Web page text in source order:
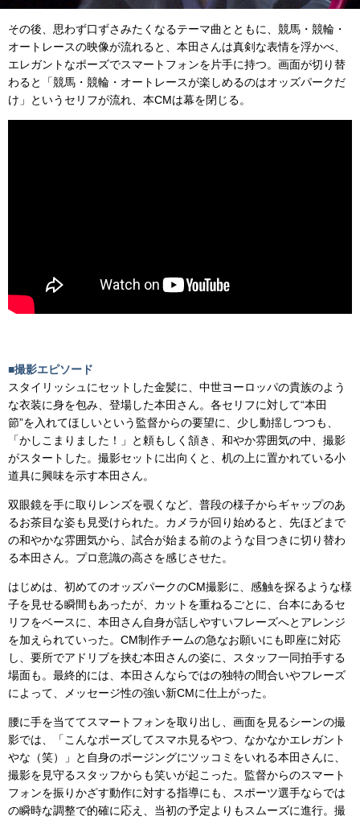
その後、思わず口ずさみたくなるテーマ曲とともに、競馬・競輪・
オートレースの映像が流れると、本田さんは真剣な表情を浮かべ、
エレガントなポーズでスマートフォンを片手に持つ。画面が切り替
わると「競馬・競輪・オートレースが楽しめるのはオッズパークだ
け」というセリフが流れ、本CMは幕を閉じる。
■撮影エピソード
スタイリッシュにセットした金髪に、中世ヨーロッパの貴族のよう
な衣装に身を包み、登場した本田さん。各セリフに対して“本田
節”を入れてほしいという監督からの要望に、少し動揺しつつも、
「かしこまりました！」と頼もしく頷き、和やか雰囲気の中、撮影
がスタートした。撮影セットに出向くと、机の上に置かれている小
道具に興味を示す本田さん。
双眼鏡を手に取りレンズを覗くなど、普段の様子からギャップのあ
るお茶目な姿も見受けられた。カメラが回り始めると、先ほどまで
の和やかな雰囲気から、試合が始まる前のような目つきに切り替わ
る本田さん。プロ意識の高さを感じさせた。
はじめは、初めてのオッズパークのCM撮影に、感触を探るような様
子を見せる瞬間もあったが、カットを重ねるごとに、台本にあるセ
リフをベースに、本田さん自身が話しやすいフレーズへとアレンジ
を加えられていった。CM制作チームの急なお願いにも即座に対応
し、要所でアドリブを挟む本田さんの姿に、スタッフ一同拍手する
場面も。最終的には、本田さんならではの独特の間合いやフレーズ
によって、メッセージ性の強い新CMに仕上がった。
腰に手を当ててスマートフォンを取り出し、画面を見るシーンの撮
影では、「こんなポーズしてスマホ見るやつ、なかなかエレガント
やな（笑）」と自身のポージングにツッコミをいれる本田さんに、
撮影を見守るスタッフからも笑いが起こった。監督からのスマート
フォンを振りかざす動作に対する指導にも、スポーツ選手ならでは
の瞬時な調整で的確に応え、当初の予定よりもスムーズに進行。撮